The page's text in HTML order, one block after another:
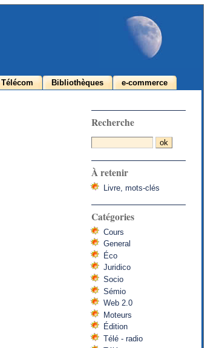
Télécom Bibliothèques e-commerce
Recherche
À retenir
Livre, mots-clés
Catégories
Cours
General
Éco
Juridico
Socio
Sémio
Web 2.0
Moteurs
Édition
Télé - radio